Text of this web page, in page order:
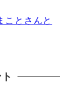
ことさんと